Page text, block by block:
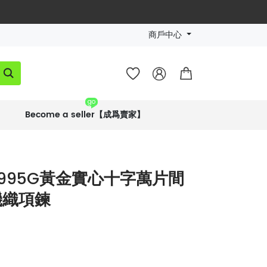
商戶中心
   
Become a seller【成爲賣家】
go
黃金實心十字萬片間
項鍊